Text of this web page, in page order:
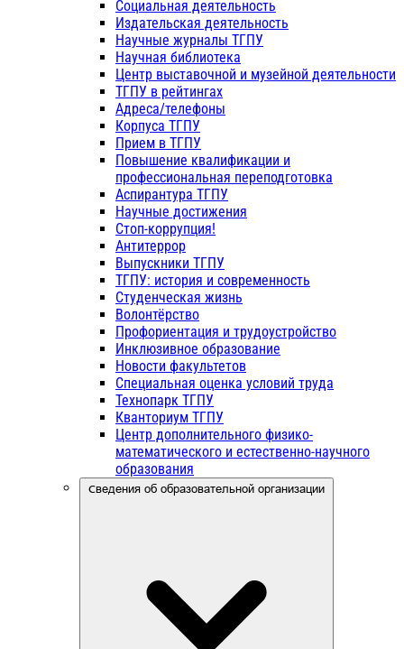
Социальная деятельность
Издательская деятельность
Научные журналы ТГПУ
Научная библиотека
Центр выставочной и музейной деятельности
ТГПУ в рейтингах
Адреса/телефоны
Корпуса ТГПУ
Прием в ТГПУ
Повышение квалификации и
профессиональная переподготовка
Аспирантура ТГПУ
Научные достижения
Стоп-коррупция!
Антитеррор
Выпускники ТГПУ
ТГПУ: история и современность
Студенческая жизнь
Волонтёрство
Профориентация и трудоустройство
Инклюзивное образование
Новости факультетов
Специальная оценка условий труда
Технопарк ТГПУ
Кванториум ТГПУ
Центр дополнительного физико-
математического и естественно-научного
образования
Сведения об образовательной организации